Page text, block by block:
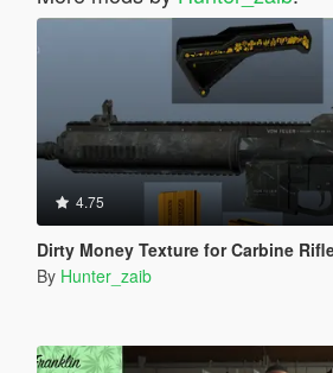
4.75
Dirty Money Texture for Carbine Rifle
By Hunter_zaib